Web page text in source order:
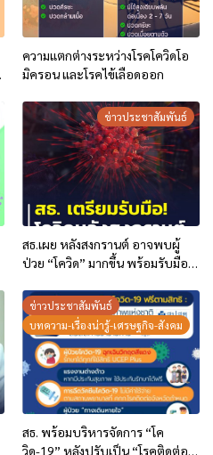
ความแตกต่างระหว่างโรคโควิดโอ
มิครอน และโรคไข้เลือดออก
ข่าวประชาสัมพันธ์
สธ.เผย หลังสงกรานต์ อาจพบผู้
ป่วย “โควิด” มากขึ้น พร้อมรับมือ
ข่าวประชาสัมพันธ์
บทความ-เรื่องน่ารู้-เศรษฐกิจ-สังคม
สธ. พร้อมบริหารจัดการ “โค
วิด-19” หลังปรับเป็น “โรคติดต่อที่